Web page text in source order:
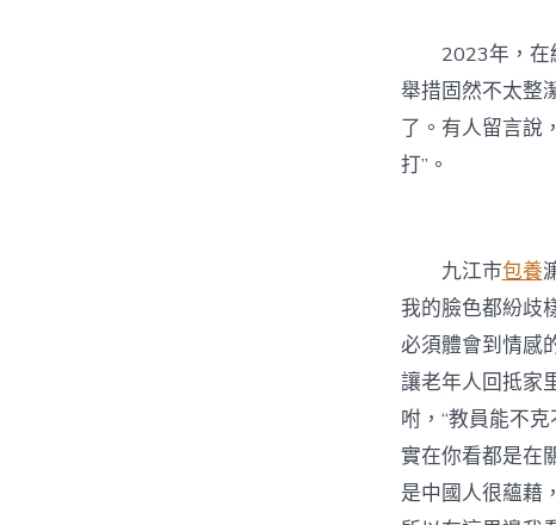
2023年，在
舉措固然不太整
了。有人留言說
打”。
九江市包養
我的臉色都紛歧
必須體會到情感
讓老年人回抵家
咐，“教員能不
實在你看都是在
是中國人很蘊藉